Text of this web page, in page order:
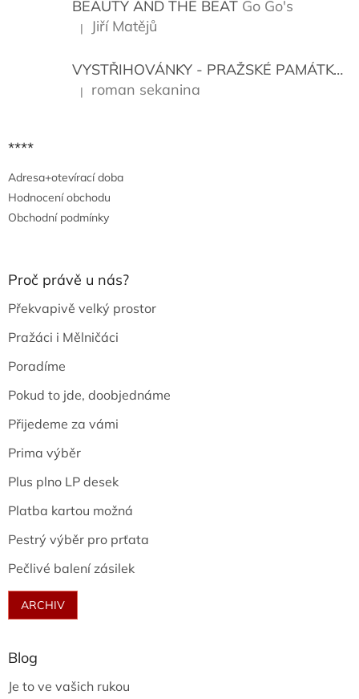
BEAUTY AND THE BEAT Go Go's
Hodnocení produktu je 5 z 5 hvězdiček.
| Jiří Matějů
VYSTŘIHOVÁNKY - PRAŽSKÉ PAMÁTKY
Hodnocení produktu je 5 z 5 hvězdiček.
| roman sekanina
****
Adresa+otevírací doba
Hodnocení obchodu
Obchodní podmínky
Proč právě u nás?
Překvapivě velký prostor
Pražáci i Mělničáci
Poradíme
Pokud to jde, doobjednáme
Přijedeme za vámi
Prima výběr
Plus plno LP desek
Platba kartou možná
Pestrý výběr pro prťata
Pečlivé balení zásilek
ARCHIV
Blog
Je to ve vašich rukou